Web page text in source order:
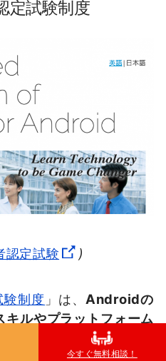
定試験制度
認定試験 )
制度 」は、 Androidの
ルやプラットフォーム
今すぐ無料相談！